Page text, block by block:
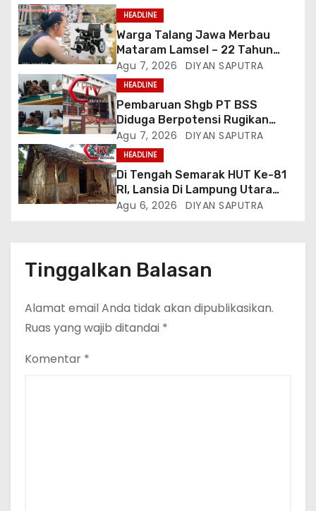
HEADLINE
Warga Talang Jawa Merbau
Mataram Lamsel – 22 Tahun
Lumpuh Vina Agustina Viral Di
Tiktok Inginkan Kursi Roda
Listrik, Kepala Perwakilan
Provinsi Lampung Media
Cakrawala Tv Meminta Pemda
Lamsel Bertindak
Agu 7, 2026 DIYAN SAPUTRA
HEADLINE
Pembaruan Shgb PT BSS
Diduga Berpotensi Rugikan
Negara, Kementrian ATR/BPN Di
Gugat Di PTUN Jakarta
Agu 7, 2026 DIYAN SAPUTRA
HEADLINE
Di Tengah Semarak HUT Ke-81
RI, Lansia Di Lampung Utara
Hidup Memprihatinkan
Agu 6, 2026 DIYAN SAPUTRA
Tinggalkan Balasan
Alamat email Anda tidak akan dipublikasikan.
Ruas yang wajib ditandai *
Komentar *